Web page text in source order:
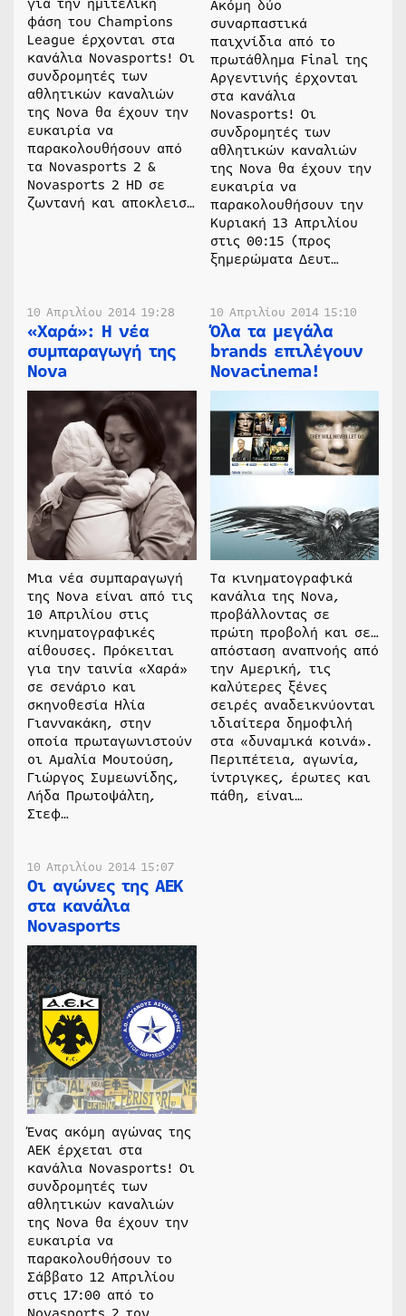
φάση του Champions
League έρχονται στα
κανάλια Novasports! Οι
συνδρομητές των
αθλητικών καναλιών
της Nova θα έχουν την
ευκαιρία να
παρακολουθήσουν από
τα Novasports 2 &
Novasports 2 HD σε
ζωντανή και αποκλεισ…
Ακόμη δύο
συναρπαστικά
παιχνίδια από το
πρωτάθλημα Final της
Αργεντινής έρχονται
στα κανάλια
Novasports! Οι
συνδρομητές των
αθλητικών καναλιών
της Nova θα έχουν την
ευκαιρία να
παρακολουθήσουν την
Κυριακή 13 Απριλίου
στις 00:15 (προς
ξημερώματα Δευτ…
10 Απριλίου 2014 19:28
«Χαρά»: Η νέα
συμπαραγωγή της
Nova
Μια νέα συμπαραγωγή
της Nova είναι από τις
10 Απριλίου στις
κινηματογραφικές
αίθουσες. Πρόκειται
για την ταινία «Χαρά»
σε σενάριο και
σκηνοθεσία Ηλία
Γιαννακάκη, στην
οποία πρωταγωνιστούν
οι Αμαλία Μουτούση,
Γιώργος Συμεωνίδης,
Λήδα Πρωτοψάλτη,
Στεφ…
10 Απριλίου 2014 15:10
Όλα τα μεγάλα
brands επιλέγουν
Novacinema!
Τα κινηματογραφικά
κανάλια της Nova,
προβάλλοντας σε
πρώτη προβολή και σε…
απόσταση αναπνοής από
την Αμερική, τις
καλύτερες ξένες
σειρές αναδεικνύονται
ιδιαίτερα δημοφιλή
στα «δυναμικά κοινά».
Περιπέτεια, αγωνία,
ίντριγκες, έρωτες και
πάθη, είναι…
10 Απριλίου 2014 15:07
Οι αγώνες της ΑΕΚ
στα κανάλια
Novasports
Ένας ακόμη αγώνας της
ΑΕΚ έρχεται στα
κανάλια Novasports! Οι
συνδρομητές των
αθλητικών καναλιών
της Nova θα έχουν την
ευκαιρία να
παρακολουθήσουν το
Σάββατο 12 Απριλίου
στις 17:00 από το